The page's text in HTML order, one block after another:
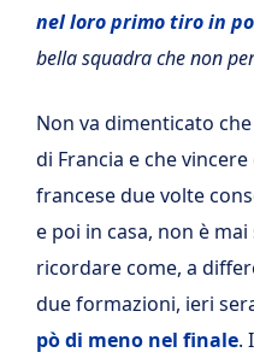
nel loro primo tiro in
bella squadra che non
Non va dimenticato
di Francia e che
francese due volte
e poi in casa, non è mai
ricordare come, a
due formazioni, ieri
pò di meno nel finale.